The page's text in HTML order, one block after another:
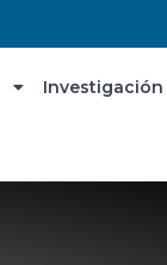
Investigación